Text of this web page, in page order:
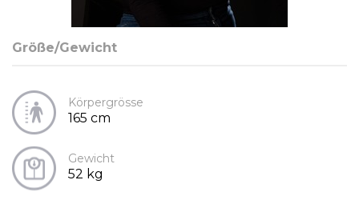
Größe/Gewicht
Körpergrösse
165 cm
Gewicht
52 kg